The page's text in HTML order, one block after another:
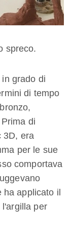
spreco.
grado di
di tempo
di
3D, era
per le sue
comportava
applicato il
per